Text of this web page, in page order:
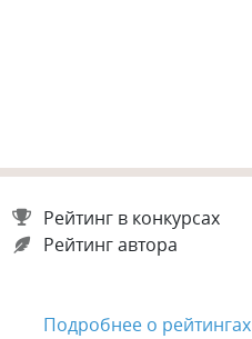
Рейтинг в конкурсах
Рейтинг автора
Подробнее о рейтингах